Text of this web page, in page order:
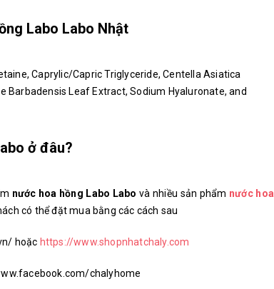
Labo Labo Nhật
Caprylic/Capric Triglyceride, Centella Asiatica
Barbadensis Leaf Extract, Sodium Hyaluronate, and
ở đâu?
nước hoa hồng Labo Labo và nhiều sản phẩm nước hoa
có thể đặt mua bằng các cách sau
hoặc https://www.shopnhatchaly.com
chalyhome